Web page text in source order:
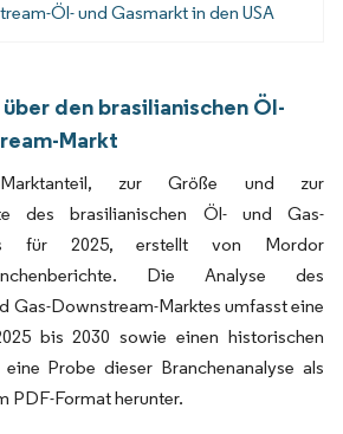
Öl- und Gasmarkt in den USA
den brasilianischen Öl-
Markt
zur Größe und zur
des brasilianischen Öl- und Gas-
für 2025, erstellt von Mordor
Die Analyse des
Gas-Downstream-Marktes umfasst eine
bis 2030 sowie einen historischen
Probe dieser Branchenanalyse als
PDF-Format herunter.